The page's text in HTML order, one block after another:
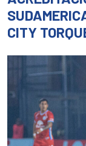
CITY